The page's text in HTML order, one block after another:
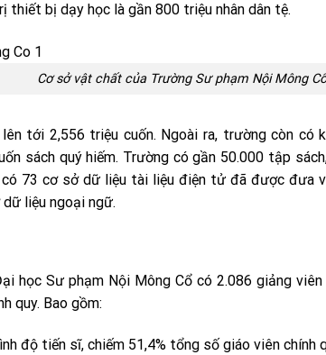
thiết bị dạy học là gần 800 triệu nhân dân tệ.
Cơ sở vật chất của Trường Sư phạm Nội Mông
tới 2,556 triệu cuốn. Ngoài ra, trường còn có
sách quý hiếm. Trường có gần 50.000 tập
có 73 cơ sở dữ liệu tài liệu điện tử đã được đưa
liệu ngoại ngữ.
học Sư phạm Nội Mông Cổ có 2.086 giảng
quy. Bao gồm:
độ tiến sĩ, chiếm 51,4% tổng số giáo viên chính